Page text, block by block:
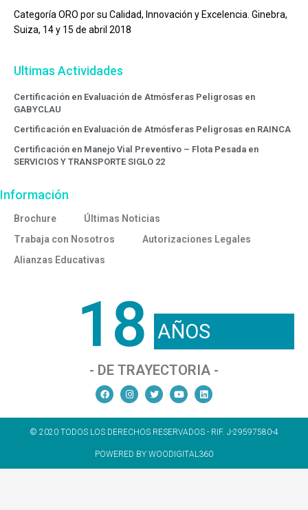
Categoría ORO por su Calidad, Innovación y Excelencia. Ginebra,
Suiza, 14 y 15 de abril 2018
Ultimas Actividades
Certificación en Evaluación de Atmósferas Peligrosas en
GABYCLAU
Certificación en Evaluación de Atmósferas Peligrosas en RAINCA
Certificación en Manejo Vial Preventivo – Flota Pesada en
SERVICIOS Y TRANSPORTE SIGLO 22
Información
Brochure
Últimas Noticias
Trabaja con Nosotros
Autorizaciones Legales
Alianzas Educativas
18 AÑOS
- DE TRAYECTORIA -
© 2020 TODOS LOS DERECHOS RESERVADOS - RIF. J-29597580-4
POWERED BY WOODIGITAL360